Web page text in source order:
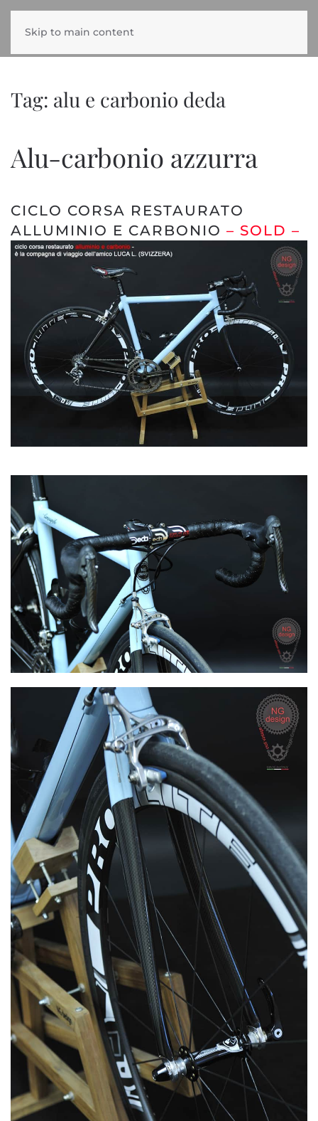
Skip to main content
Tag: alu e carbonio deda
Alu-carbonio azzurra
CICLO CORSA RESTAURATO
ALLUMINIO E CARBONIO – SOLD –